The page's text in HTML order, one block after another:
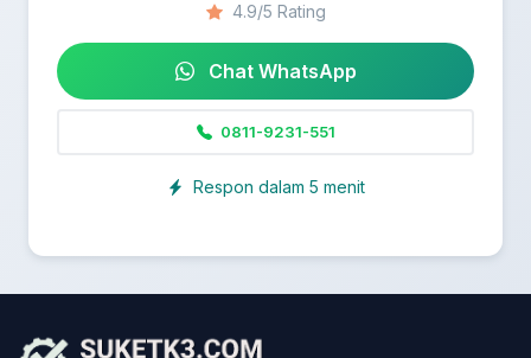
4.9/5 Rating
Chat WhatsApp
0811-9231-551
Respon dalam 5 menit